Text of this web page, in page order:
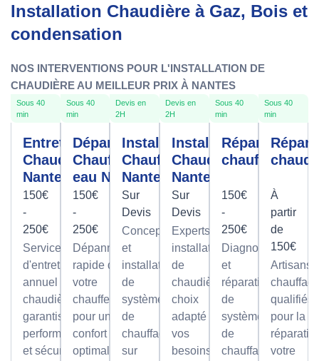
Installation Chaudière à Gaz, Bois et
condensation
NOS INTERVENTIONS POUR L'INSTALLATION DE
CHAUDIÈRE AU MEILLEUR PRIX À NANTES
Sous 40
min
Entretien
Chaudière
Nantes
150€
-
250€
Service
d'entretien
annuel pour
chaudières,
garantissant
performance
et sécurité.
Sous 40
min
Dépannage
Chauffe
eau Nantes
150€
-
250€
Dépannage
rapide de
votre
chauffe-eau
pour un
confort
optimal avec
Devis en
2H
Installation
Chauffage
Nantes
Sur
Devis
Conception
et
installation
de
systèmes
de
chauffage
sur
Devis en
2H
Installation
Chaudière
Nantes
Sur
Devis
Experts en
installation
de
chaudières,
choix
adapté à
vos
besoins et
Sous 40
min
Réparation
chauffage
150€
-
250€
Diagnostic
et
réparation
de
systèmes
de
chauffage
Sous 40
min
À
partir
de
150€
Artisans
qualifiés
pour la
votre